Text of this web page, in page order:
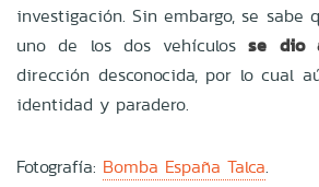
investigación. Sin embargo, se sabe
uno de los dos vehículosse dio
dirección desconocida, por lo cual
identidad y paradero.
Fotografía: Bomba España Talca.